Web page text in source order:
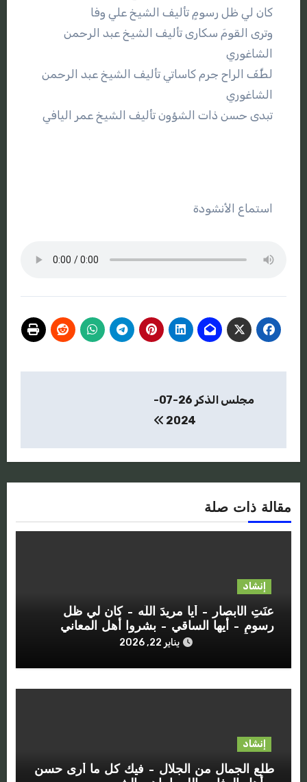
كان لي ظل رسومٍ تأليف الشيخ علي وفا
وترى القومَ سكارى تأليف الشيخ عبد الرحمن
الشاغوري
لطَّفَ الراح جرم كاساتي تأليف الشيخ عبد الرحمن
الشاغوري
تبدى حسن ذات الشؤون تأليف الشيخ عمر اليافي
استماع الأنشودة
المقالات
مجلس الذكر 26-07-
2024
مقالة ذات صلة
إنشاد
عنَتِ الأبصار – أيا مريدَ اللَه – كان لي ظل
رسومٍ – أيها الساقي – بشروا أهل المعاني
يناير 22, 2026
إنشاد
طلع الجمال من الجلال – فيك كل ما أرى حسن